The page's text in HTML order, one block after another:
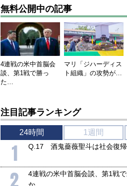
韓国にも理解してほしい「極東
1905年体制」における日米韓安
全保障協力の意味
千々和泰明
無料公開中の記事
4連戦の米中首脳会
談、第1戦で勝っ
た…
マリ「ジハーディス
ト組織」の攻勢が…
注目記事ランキング
24時間 1週間
1 Q.17 酒鬼薔薇聖斗は社会復
4連戦の米中首脳会談、第1戦